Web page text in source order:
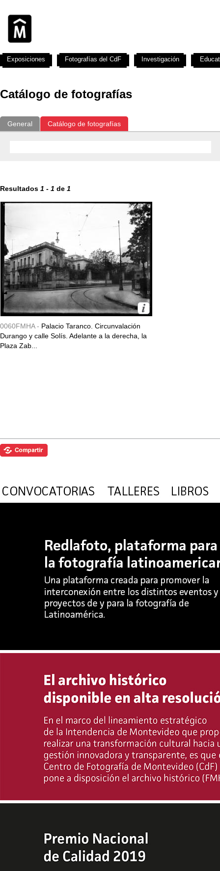
Catálogo de fotografías
General Catálogo de fotografías
Resultados 1 - 1 de 1
0060FMHA - Palacio Taranco. Circunvalación
Durango y calle Solís. Adelante a la derecha, la
Plaza Zab...
Exposiciones Fotografías del CdF Investigación